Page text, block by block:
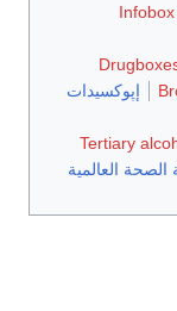
إپوكسيدات
Tertiary
العالمية